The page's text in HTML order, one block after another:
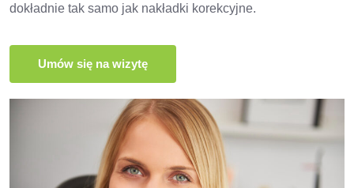
dokładnie tak samo jak nakładki korekcyjne.
Umów się na wizytę